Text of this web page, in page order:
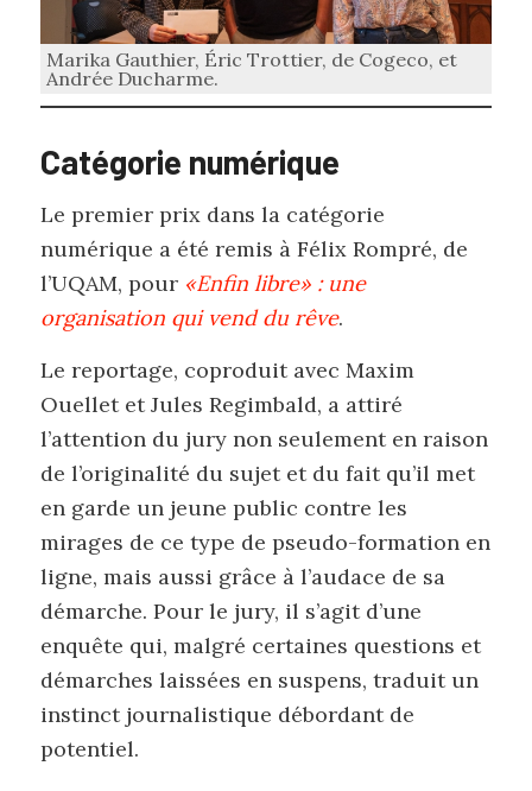
Marika Gauthier, Éric Trottier, de Cogeco, et
Andrée Ducharme.
Catégorie numérique
Le premier prix dans la catégorie
numérique a été remis à Félix Rompré, de
l’UQAM, pour «Enfin libre» : une
organisation qui vend du rêve.
Le reportage, coproduit avec Maxim
Ouellet et Jules Regimbald, a attiré
l’attention du jury non seulement en raison
de l’originalité du sujet et du fait qu’il met
en garde un jeune public contre les
mirages de ce type de pseudo-formation en
ligne, mais aussi grâce à l’audace de sa
démarche. Pour le jury, il s’agit d’une
enquête qui, malgré certaines questions et
démarches laissées en suspens, traduit un
instinct journalistique débordant de
potentiel.